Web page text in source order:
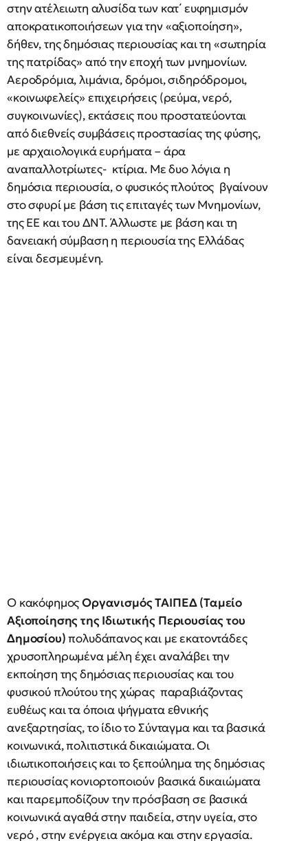
στην ατέλειωτη αλυσίδα των κατ΄ ευφημισμόν
αποκρατικοποιήσεων για την «αξιοποίηση»,
δήθεν, της δημόσιας περιουσίας και τη «σωτηρία
της πατρίδας» από την εποχή των μνημονίων.
Αεροδρόμια, λιμάνια, δρόμοι, σιδηρόδρομοι,
«κοινωφελείς» επιχειρήσεις (ρεύμα, νερό,
συγκοινωνίες), εκτάσεις που προστατεύονται
από διεθνείς συμβάσεις προστασίας της φύσης,
με αρχαιολογικά ευρήματα – άρα
αναπαλλοτρίωτες- κτίρια. Με δυο λόγια η
δημόσια περιουσία, ο φυσικός πλούτος βγαίνουν
στο σφυρί με βάση τις επιταγές των Μνημονίων,
της ΕΕ και του ΔΝΤ. Άλλωστε με βάση και τη
δανειακή σύμβαση η περιουσία της Ελλάδας
είναι δεσμευμένη.
Ο κακόφημοςΟργανισμός ΤΑΙΠΕΔ (Ταμείο
Αξιοποίησης της Ιδιωτικής Περιουσίας του
Δημοσίου)πολυδάπανος και με εκατοντάδες
χρυσοπληρωμένα μέλη έχει αναλάβει την
εκποίηση της δημόσιας περιουσίας και του
φυσικού πλούτου της χώρας παραβιάζοντας
ευθέως και τα όποια ψήγματα εθνικής
ανεξαρτησίας, το ίδιο το Σύνταγμα και τα βασικά
κοινωνικά, πολιτιστικά δικαιώματα. Οι
ιδιωτικοποιήσεις και το ξεπούλημα της δημόσιας
περιουσίας κονιορτοποιούν βασικά δικαιώματα
και παρεμποδίζουν την πρόσβαση σε βασικά
κοινωνικά αγαθά στην παιδεία, στην υγεία, στο
νερό , στην ενέργεια ακόμα και στην εργασία.